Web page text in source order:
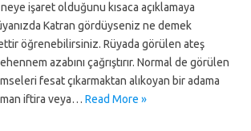
işaret olduğunu kısaca açıklamaya
Katran gördüyseniz ne demek
öğrenebilirsiniz. Rüyada görülen ateş
azabını çağrıştırır. Normal de görülen
fesat çıkarmaktan alıkoyan bir adama
iftira veya… Read More »